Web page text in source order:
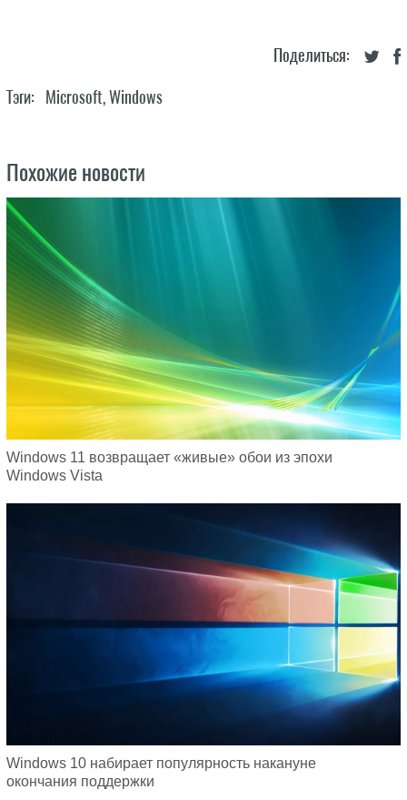
Поделиться:
Тэги: Microsoft,Windows
Похожие новости
Windows 11 возвращает «живые» обои из эпохи
Windows Vista
Windows 10 набирает популярность накануне
окончания поддержки